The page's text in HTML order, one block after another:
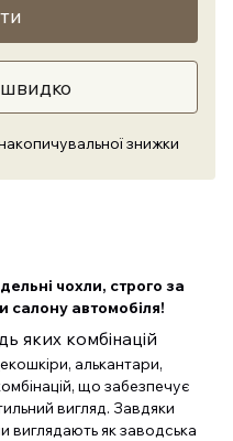
знижки
чохли, строго за
салону автомобіля!
яких комбінацій
екошкіри, алькантари,
що забезпечує
вигляд. Завдяки
як заводська